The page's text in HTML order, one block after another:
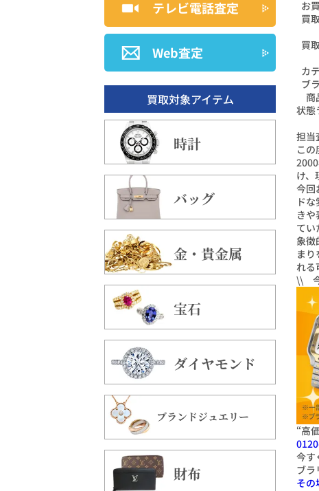
テレビ電話査定
Web査定
買取対象アイテム
時計
バッグ
金・貴金属
宝石
ダイヤモンド
ブランドジュエリー
財布
お
買
買
カ
ブ
商
状態
担当
こ
け、
今回
ド
き
てい
象徴
ま
れる
\\ 今
“高
今す
ブラ
その